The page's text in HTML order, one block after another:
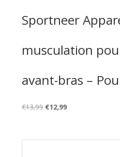
Sportneer
musculation
avant-bras –
€13,99 Le
était :
€12,99Le
est :